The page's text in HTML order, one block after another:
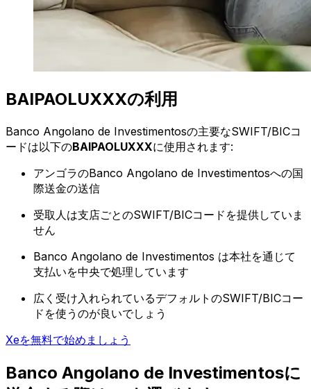
BAIPAOLUXXXの利用
Banco Angolano de Investimentosの主要なSWIFT/BICコ
ードは以下のBAIPAOLUXXXに使用されます:
アンゴラのBanco Angolano de Investimentosへの国
際送金の送信
受取人は支店ごとのSWIFT/BICコードを提供していま
せん
Banco Angolano de Investimentos は本社を通じて
支払いを中央で処理しています
広く受け入れられているデフォルトのSWIFT/BICコー
ドを使うのが良いでしょう
Xeを無料で始めましょう
Banco Angolano de Investimentosに